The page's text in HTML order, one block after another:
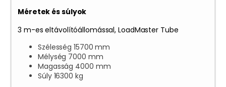
Méretek és súlyok
3 m-es eltávolítóállomással, LoadMaster Tube
Szélesség 15700 mm
Mélység 7000 mm
Magasság 4000 mm
Súly 16300 kg